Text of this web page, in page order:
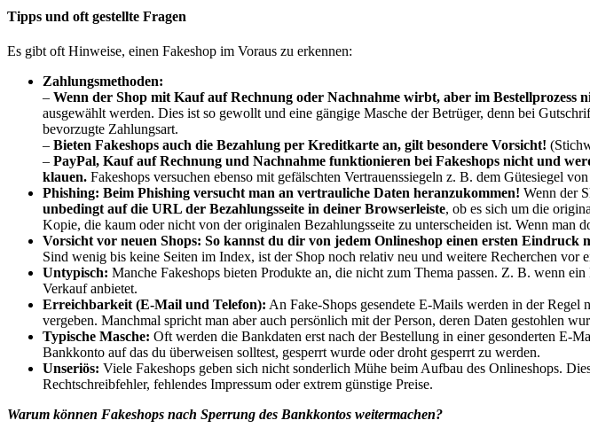
Tipps und oft gestellte Fragen
Es gibt oft Hinweise, einen Fakeshop im Voraus zu erkennen:
Zahlungsmethoden:
– Wenn der Shop mit Kauf auf Rechnung oder Nachnahme wirbt, aber im Bestellprozess
ausgewählt werden. Dies ist so gewollt und eine gängige Masche der Betrüger, denn bei
bevorzugte Zahlungsart.
– Bieten Fakeshops auch die Bezahlung per Kreditkarte an, gilt besondere Vorsicht!
– PayPal, Kauf auf Rechnung und Nachnahme funktionieren bei Fakeshops nicht und
klauen. Fakeshops versuchen ebenso mit gefälschten Vertrauenssiegeln z. B. dem Gütesiegel
Phishing: Beim Phishing versucht man an vertrauliche Daten heranzukommen! Wenn der
unbedingt auf die URL der Bezahlungsseite in deiner Browserleiste, ob es sich um die
Kopie, die kaum oder nicht von der originalen Bezahlungsseite zu unterscheiden ist. Wenn man
Vorsicht vor neuen Shops: So kannst du dir von jedem Onlineshop einen ersten Eindruck
Sind wenig bis keine Seiten im Index, ist der Shop noch relativ neu und weitere Recherchen vor
Untypisch: Manche Fakeshops bieten Produkte an, die nicht zum Thema passen. Z. B. wenn
Verkauf anbietet.
Erreichbarkeit (E-Mail und Telefon): An Fake-Shops gesendete E-Mails werden in der
vergeben. Manchmal spricht man aber auch persönlich mit der Person, deren Daten gestohlen
Typische Masche: Oft werden die Bankdaten erst nach der Bestellung in einer gesonderten E-
Bankkonto auf das du überweisen solltest, gesperrt wurde oder droht gesperrt zu werden.
Unseriös: Viele Fakeshops geben sich nicht sonderlich Mühe beim Aufbau des Onlineshops.
Rechtschreibfehler, fehlendes Impressum oder extrem günstige Preise.
Warum können Fakeshops nach Sperrung des Bankkontos weitermachen?